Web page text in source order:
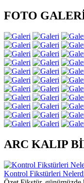
FOTO
ARC KALIP
Kontrol Fikstürleri